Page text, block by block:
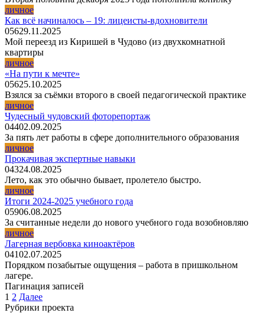
личное
Как всё начиналось – 19: лицеисты-вдохновители
05629.11.2025
Мой переезд из Киришей в Чудово (из двухкомнатной
квартиры
личное
«На пути к мечте»
05625.10.2025
Взялся за съёмки второго в своей педагогической практике
личное
Чудесный чудовский фоторепортаж
04402.09.2025
За пять лет работы в сфере дополнительного образования
личное
Прокачивая экспертные навыки
04324.08.2025
Лето, как это обычно бывает, пролетело быстро.
личное
Итоги 2024-2025 учебного года
05906.08.2025
За считанные недели до нового учебного года возобновляю
личное
Лагерная вербовка киноактёров
04102.07.2025
Порядком позабытые ощущения – работа в пришкольном
лагере.
Пагинация записей
1 2 Далее
Рубрики проекта